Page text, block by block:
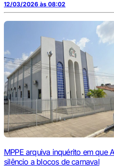
12/03/2026 às 08:02
MPPE arquiva inquérito em que
silêncio a blocos de carnaval